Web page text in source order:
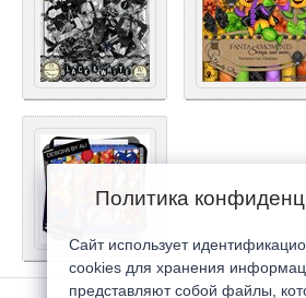
Политика
Сайт использует
cookies для хранения
представляют собой файлы,